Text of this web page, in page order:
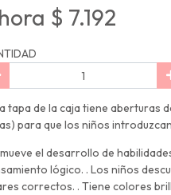
$ 7.192
tapa de la caja tiene aberturas
para que los niños
el desarrollo de
lógico. . Los niños
correctos. . Tiene colores